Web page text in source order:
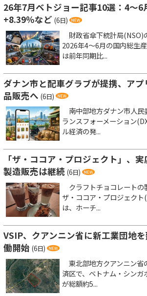
26年7月ベトジョー記事10選：4～6
+8.39％など (6日)
財政省傘下統計局(NSO)
2026年4～6月の国内総生
は前年同期比...
ダナン市と配車グラブが提携、アプ
品販売へ (6日)
南中部地方ダナン市人民
ランスフォーメーション
ル経済の発...
「ザ・ココア・プロジェクト」、
製造販売は継続 (6日)
クラフトチョコレートの
ザ・ココア・プロジェク
は、ホーチ...
VSIP、クアンニン省に新工業団地
働開始 (6日)
東北部地方クアンニン省
済区で、ベトナム・シン
が総額約5...